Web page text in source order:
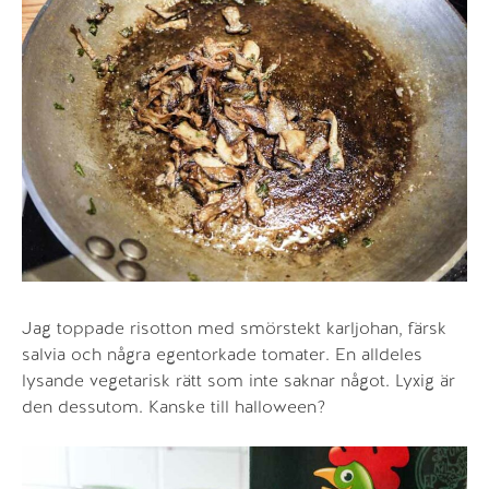
Jag toppade risotton med smörstekt karljohan, färsk
salvia och några egentorkade tomater. En alldeles
lysande vegetarisk rätt som inte saknar något. Lyxig är
den dessutom. Kanske till halloween?